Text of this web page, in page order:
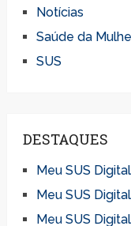
Notícias
Saúde da
SUS
DESTAQUES
Meu SUS
Meu SUS
Meu SUS